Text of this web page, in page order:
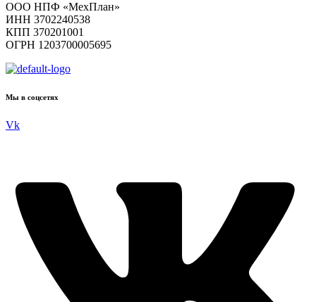
ООО НПФ «МехПлан»
ИНН 3702240538
КПП 370201001
ОГРН 1203700005695
Мы в соцсетях
Vk